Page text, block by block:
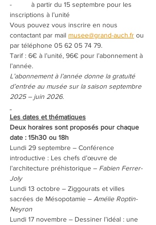
-          à partir du 15 septembre pour les
inscriptions à l’unité
Vous pouvez vous inscrire en nous
contactant par mail musee@grand-auch.fr ou
par téléphone 05 62 05 74 79.
Tarif : 6€ à l’unité, 96€ pour l’abonnement à
l’année.
L’abonnement à l’année donne la gratuité
d’entrée au musée sur la saison septembre
2025 – juin 2026.
Les dates et thématiques
Deux horaires sont proposés pour chaque
date : 15h30 ou 18h
Lundi 29 septembre – Conférence
introductive : Les chefs d’œuvre de
l’architecture préhistorique – Fabien Ferrer-
Joly
Lundi 13 octobre – Ziggourats et villes
sacrées de Mésopotamie – Amélie Roptin-
Neyron
Lundi 17 novembre – Dessiner l’idéal : une